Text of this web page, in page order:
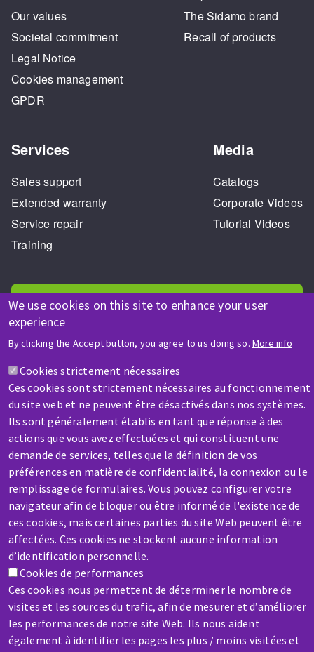
We use cookies on this site to enhance your user
experience
By clicking the Accept button, you agree to us doing so. More info
Cookies strictement nécessaires
Ces cookies sont strictement nécessaires au fonctionnement
du site web et ne peuvent être désactivés dans nos systèmes.
Ils sont généralement établis en tant que réponse à des
actions que vous avez effectuées et qui constituent une
demande de services, telles que la définition de vos
préférences en matière de confidentialité, la connexion ou le
remplissage de formulaires. Vous pouvez configurer votre
navigateur afin de bloquer ou être informé de l'existence de
ces cookies, mais certaines parties du site Web peuvent être
affectées. Ces cookies ne stockent aucune information
d’identification personnelle.
Cookies de performances
Ces cookies nous permettent de déterminer le nombre de
visites et les sources du trafic, afin de mesurer et d’améliorer
les performances de notre site Web. Ils nous aident
également à identifier les pages les plus / moins visitées et
Our values
Societal commitment
Legal Notice
Cookies management
GPDR
The Sidamo brand
Recall of products
Services
Sales support
Extended warranty
Service repair
Training
Media
Catalogs
Corporate Videos
Tutorial Videos
HELP & CONTACT
A question? Information about?
Contact-us
SERVICE / REPAIR
A broken machine? Out of order?
Contact-us